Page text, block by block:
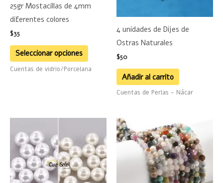
25gr Mostacillas de 4mm
diferentes colores
$35
Seleccionar opciones
opciones
elegir
en
la
Cuentas de vidrio/Porcelana
4 unidades de Dijes de
Ostras Naturales
$50
Añadir al carrito
Cuentas de Perlas - Nácar
producto
tiene
múltiples
variantes.